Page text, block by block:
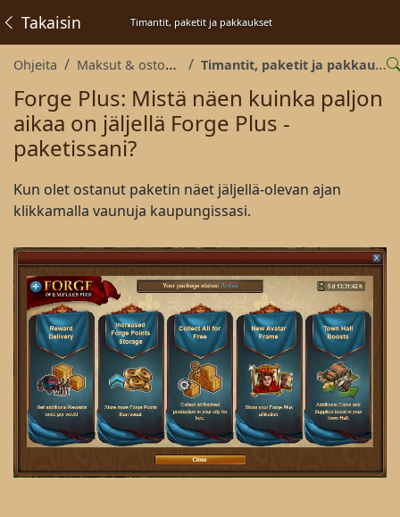
Timantit, paketit ja pakkaukset
Takaisin
Ohjeita Maksut & ostokset Timantit, paketit ja pakkaukset
Forge Plus: Mistä näen kuinka paljon
aikaa on jäljellä Forge Plus -
paketissani?
Kun olet ostanut paketin näet jäljellä-olevan ajan
klikkamalla vaunuja kaupungissasi.